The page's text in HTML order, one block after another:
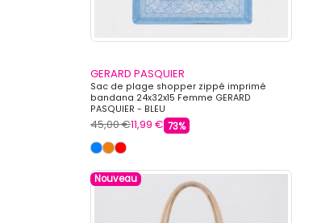
GERARD PASQUIER
Sac de plage shopper zippé imprimé
bandana 24x32x15 Femme GERARD
PASQUIER - BLEU
45,00 €11,99 € 73%
Nouveau